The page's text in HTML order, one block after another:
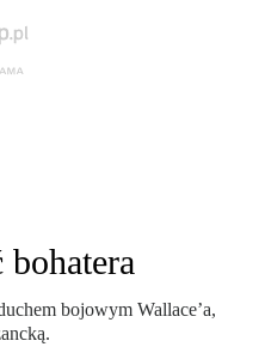
bojowym Wallace’a,